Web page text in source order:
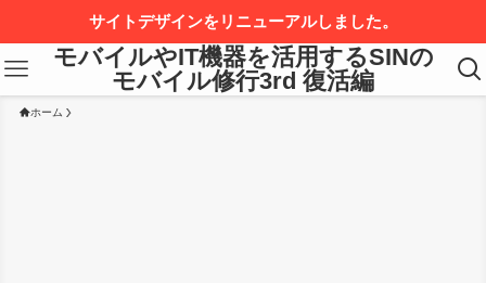
サイトデザインをリニューアルしました。
モバイルやIT機器を活用するSINの
モバイル修行3rd 復活編
ホーム